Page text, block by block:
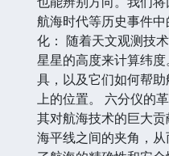
航海时代等历史事件
化： 随着天文观测技
星星的高度来计算纬
具，以及它们如何帮
上的位置。 六分仪的
其对航海技术的巨大
海平线之间的夹角，